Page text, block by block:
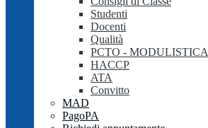
Studenti
Docenti
Qualità
PCTO - MODULISTICA
HACCP
ATA
Convitto
MAD
PagoPA